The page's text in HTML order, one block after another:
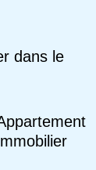
dans le